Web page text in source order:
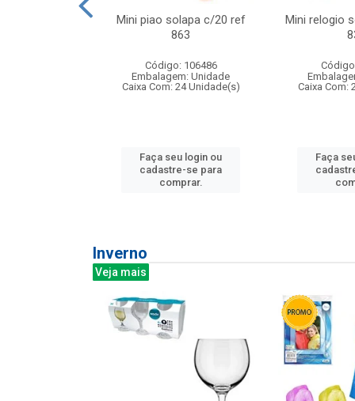
Mini piao solapa c/20 ref
863
Código: 106486
Embalagem: Unidade
Caixa Com: 24 Unidade(s)
Faça seu login ou
cadastre-se para
comprar.
Mini relogio
Caixa Com:
Faça
Inverno
Veja mais